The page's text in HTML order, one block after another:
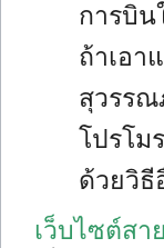
การบิน
ถ้าเอา
สุวรรณ
โปรโม
ด้วยวิธี
เว็บไซต์สา